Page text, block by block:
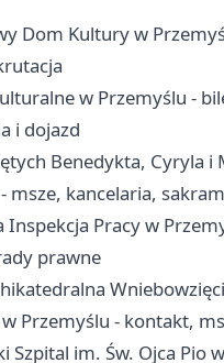
Dom Kultury w
w Przemyślu -
i dojazd
Benedykta, Cyryla i
msze, kancelaria,
Inspekcja Pracy w
prawne
w Przemyślu - kontakt,
Szpital im. Św. Ojca Pio